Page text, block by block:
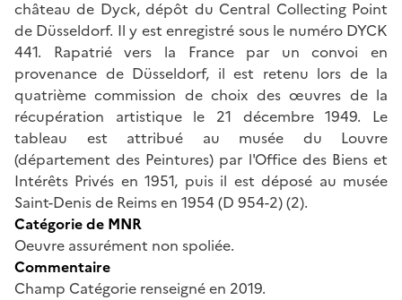
château de Dyck, dépôt du Central Collecting Point
de Düsseldorf. Il y est enregistré sous le numéro DYCK
441. Rapatrié vers la France par un convoi en
provenance de Düsseldorf, il est retenu lors de la
quatrième commission de choix des œuvres de la
récupération artistique le 21 décembre 1949. Le
tableau est attribué au musée du Louvre
(département des Peintures) par l'Office des Biens et
Intérêts Privés en 1951, puis il est déposé au musée
Saint-Denis de Reims en 1954 (D 954-2) (2).
Catégorie de MNR
Oeuvre assurément non spoliée.
Commentaire
Champ Catégorie renseigné en 2019.